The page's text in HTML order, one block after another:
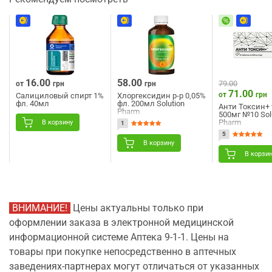
от 16.00 грн
Салициловый спирт 1%
фл. 40мл
В корзину
58.00 грн
Хлоргексидин р-р 0,05%
фл. 200мл Solution
Pharm
1
В корзину
79.00
от 71.00 грн
Анти Токсин+
500мг №10
Pharm
5
В
ВНИМАНИЕ!
Цены актуальны только при
оформлении заказа в электронной медицинской
информационной системе Аптека 9-1-1. Цены на
товары при покупке непосредственно в аптечных
заведениях-партнерах могут отличаться от указанных